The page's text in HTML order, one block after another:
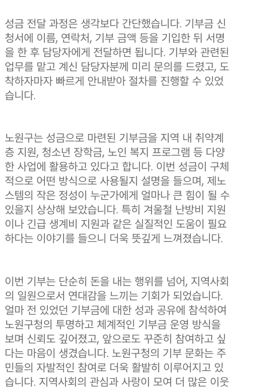
성금 전달 과정은 생각보다 간단했습니다. 기부금 신
청서에 이름, 연락처, 기부 금액 등을 기입한 뒤 서명
을 한 후 담당자에게 전달하면 됩니다. 기부와 관련된
업무를 맡고 계신 담당자분께 미리 문의를 드렸고, 도
착하자마자 빠르게 안내받아 절차를 진행할 수 있었
습니다.
노원구는 성금으로 마련된 기부금을 지역 내 취약계
층 지원, 청소년 장학금, 노인 복지 프로그램 등 다양
한 사업에 활용하고 있다고 합니다. 이번 성금이 구체
적으로 어떤 방식으로 사용될지 설명을 들으며, 제노
스템의 작은 정성이 누군가에게 얼마나 큰 힘이 될 수
있을지 상상해 보았습니다. 특히 겨울철 난방비 지원
이나 긴급 생계비 지원과 같은 실질적인 도움이 필요
하다는 이야기를 들으니 더욱 뜻깊게 느껴졌습니다.
이번 기부는 단순히 돈을 내는 행위를 넘어, 지역사회
의 일원으로서 연대감을 느끼는 기회가 되었습니다.
얼마 전 있었던 기부금에 대한 성과 공유에 참석하여
노원구청의 투명하고 체계적인 기부금 운영 방식을
보며 신뢰도 깊어졌고, 앞으로도 꾸준히 참여하고 싶
다는 마음이 생겼습니다. 노원구청의 기부 문화는 주
민들의 자발적인 참여로 더욱 활발히 이루어지고 있
습니다. 지역사회의 관심과 사랑이 모여 더 많은 이웃